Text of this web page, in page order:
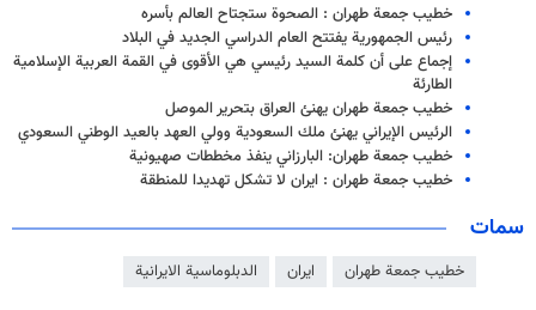
خطيب جمعة طهران : الصحوة ستجتاح العالم بأسره
رئيس الجمهورية يفتتح العام الدراسي الجديد في البلاد
إجماع على أن كلمة السيد رئيسي هي الأقوى في القمة العربية الإسلامية
الطارئة
خطيب جمعة طهران يهنئ العراق بتحرير الموصل
الرئيس الإيراني يهنئ ملك السعودية وولي العهد بالعيد الوطني السعودي
خطيب جمعة طهران: البارزاني ينفذ مخططات صهيونية
خطيب جمعة طهران : ايران لا تشكل تهديدا للمنطقة
سمات
خطيب جمعة طهران ايران الدبلوماسية الايرانية